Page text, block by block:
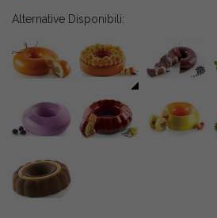
Alternative Disponibili: